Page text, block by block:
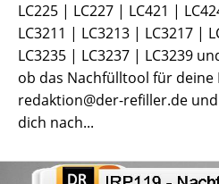
LC225 | LC227 | LC421 |
LC3211 | LC3213 | LC3217 |
LC3235 | LC3237 | LC3239
ob das Nachfülltool für deine
redaktion@der-refiller.de
dich nach...